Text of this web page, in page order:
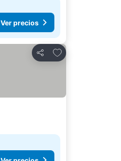
Ver precios
Compartir
Agregar a favoritos